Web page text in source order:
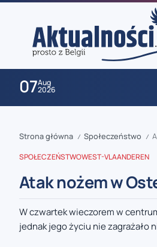
07Aug
2026
zaobserwuj nas
Strona główna / Społeczeństwo /
SPOŁECZEŃSTWOWEST-VLAANDEREN
Atak nożem w
W czwartek wieczorem w
jednak jego życiu nie zagrażało